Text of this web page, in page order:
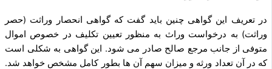
در تعریف این گواهی چنین باید گفت که گواهی انحصار وراثت (حصر
وراثت) به درخواست وراث به منظور تعیین تکلیف در خصوص اموال
متوفی از جانب مرجع صالح صادر می‌ شود. این گواهی به شکلی است
که در آن تعداد ورثه و میزان سهم آن ‌ها بطور کامل مشخص خواهد شد.